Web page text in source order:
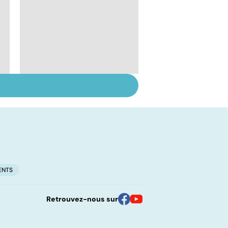
articulations
Retrouvez-nous sur